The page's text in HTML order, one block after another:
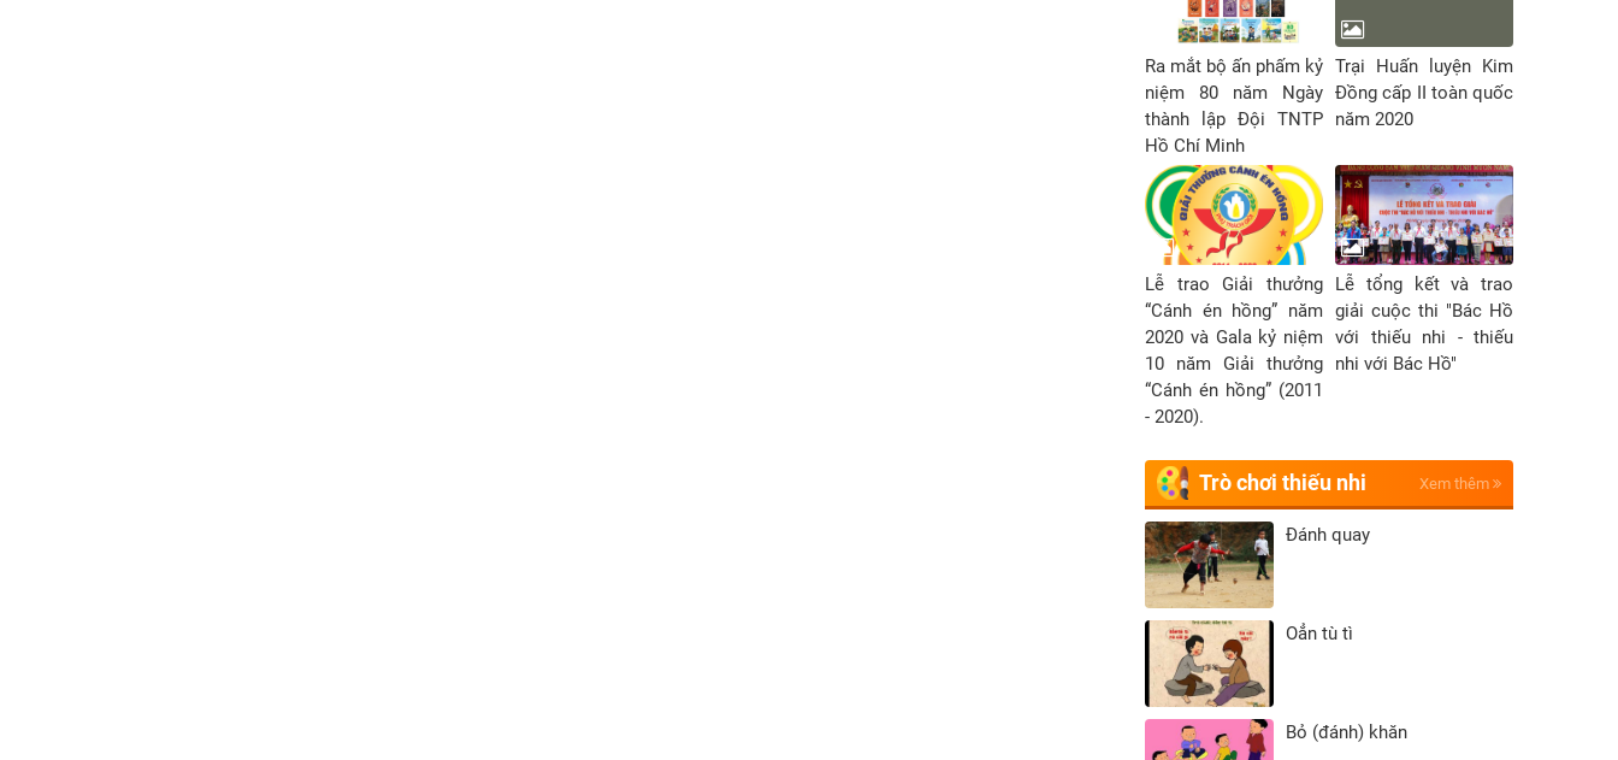
Ra mắt bộ ấn phấm kỷ
niệm 80 năm Ngày
thành lập Đội TNTP
Hồ Chí Minh
Trại Huấn luyện Kim
Đồng cấp II toàn quốc
năm 2020
Lễ trao Giải thưởng
“Cánh én hồng” năm
2020 và Gala kỷ niệm
10 năm Giải thưởng
“Cánh én hồng” (2011
- 2020).
Lễ tổng kết và trao
giải cuộc thi "Bác Hồ
với thiếu nhi - thiếu
nhi với Bác Hồ"
Trò chơi thiếu nhi Xem thêm
Đánh quay
Oẳn tù tì
Bỏ (đánh) khăn